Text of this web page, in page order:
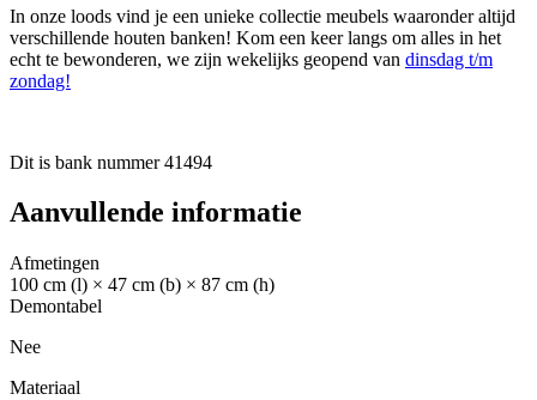
In onze loods vind je een unieke collectie meubels waaronder altijd
verschillende houten banken! Kom een keer langs om alles in het
echt te bewonderen, we zijn wekelijks geopend van dinsdag t/m
zondag!
Dit is bank nummer 41494
Aanvullende informatie
Afmetingen
100 cm (l) × 47 cm (b) × 87 cm (h)
Demontabel
Nee
Materiaal